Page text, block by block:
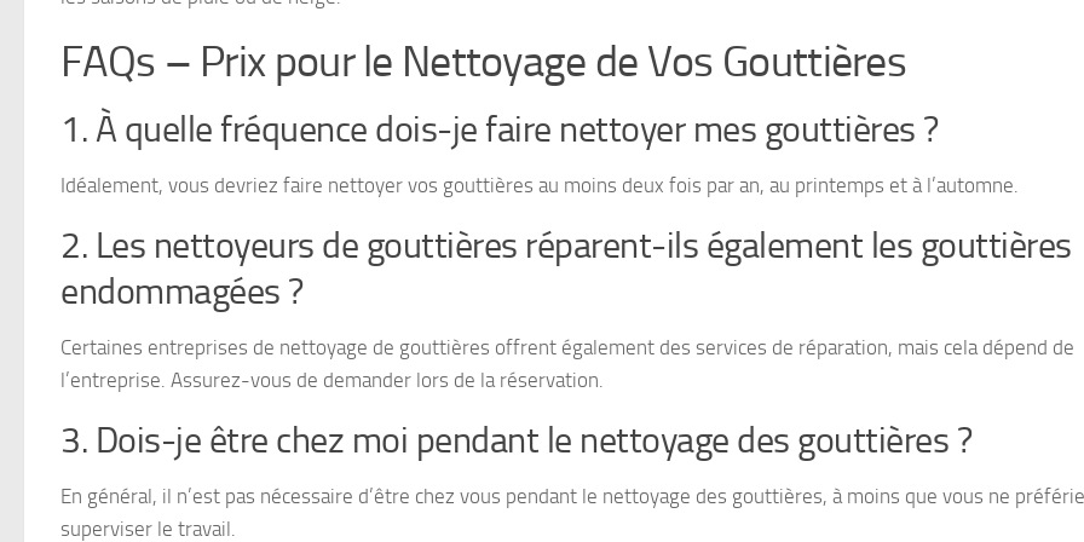
FAQs – Prix pour le Nettoyage de Vos Gouttières
1. À quelle fréquence dois-je faire nettoyer mes gouttières ?
Idéalement, vous devriez faire nettoyer vos gouttières au moins deux fois par an, au printemps et à l’automne.
2. Les nettoyeurs de gouttières réparent-ils également les gouttières
endommagées ?
Certaines entreprises de nettoyage de gouttières offrent également des services de réparation, mais cela dépend de
l’entreprise. Assurez-vous de demander lors de la réservation.
3. Dois-je être chez moi pendant le nettoyage des gouttières ?
En général, il n’est pas nécessaire d’être chez vous pendant le nettoyage des gouttières, à moins que vous ne
superviser le travail.